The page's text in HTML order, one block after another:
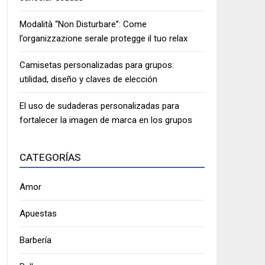
Modalità “Non Disturbare”: Come
l’organizzazione serale protegge il tuo relax
Camisetas personalizadas para grupos:
utilidad, diseño y claves de elección
El uso de sudaderas personalizadas para
fortalecer la imagen de marca en los grupos
CATEGORÍAS
Amor
Apuestas
Barbería